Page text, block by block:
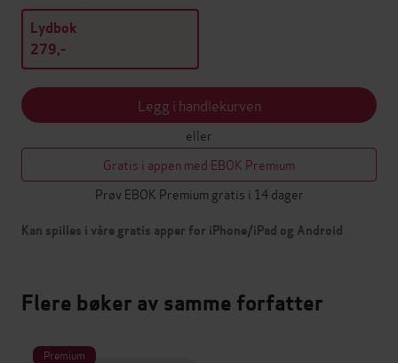
Lydbok
279,-
Legg i handlekurven
eller
Gratis i appen med EBOK Premium
Prøv EBOK Premium gratis i 14 dager
Kan spilles i våre gratis apper for iPhone/iPad og Android
Flere bøker av samme forfatter
Premium